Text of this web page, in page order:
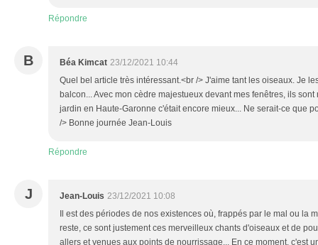
Répondre
B Béa Kimcat 23/12/2021 10:44
Quel bel article très intéressant.<br /> J'aime tant les oiseaux. Je
balcon... Avec mon cèdre majestueux devant mes fenêtres, ils
jardin en Haute-Garonne c'était encore mieux... Ne serait-ce que
/> Bonne journée Jean-Louis
Répondre
J Jean-Louis 23/12/2021 10:08
Il est des périodes de nos existences où, frappés par le mal ou la
reste, ce sont justement ces merveilleux chants d'oiseaux et de
allers et venues aux points de nourrissage... En ce moment, c'est